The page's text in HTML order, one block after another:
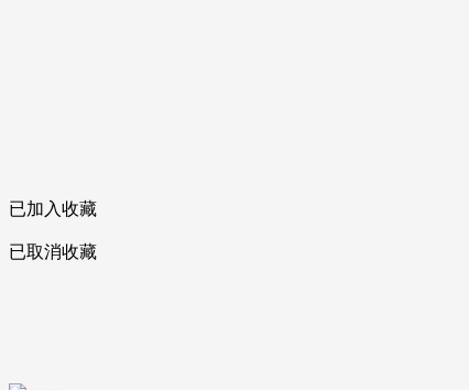
已加入收藏
已取消收藏